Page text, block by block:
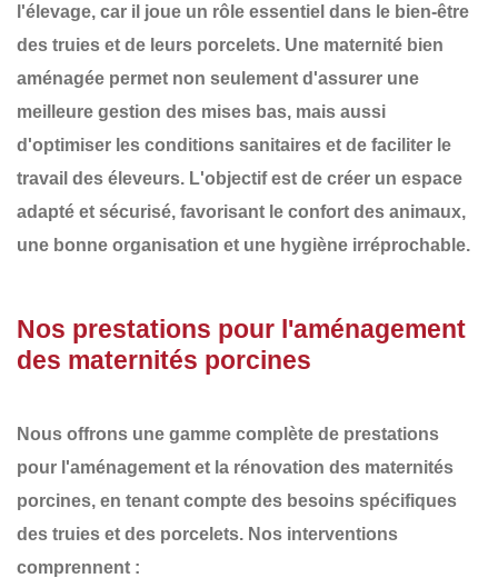
l'élevage, car il joue un rôle essentiel dans le bien-être
des truies et de leurs porcelets. Une maternité bien
aménagée permet non seulement d'assurer une
meilleure gestion des mises bas, mais aussi
d'optimiser les conditions sanitaires et de faciliter le
travail des éleveurs. L'objectif est de créer un espace
adapté et sécurisé, favorisant le confort des animaux,
une bonne organisation et une hygiène irréprochable.
Nos prestations pour l'aménagement
des maternités porcines
Nous offrons une gamme complète de prestations
pour l'aménagement et la rénovation des maternités
porcines, en tenant compte des besoins spécifiques
des truies et des porcelets. Nos interventions
comprennent :